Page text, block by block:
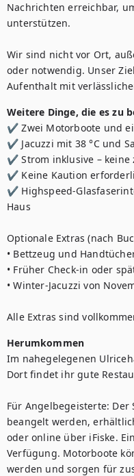
Nachrichten erreichbar,
unterstützen.
Wir sind nicht vor Ort,
oder notwendig. Unser
Aufenthalt mit
Weitere Dinge, die es zu
✔ Zwei Motorboote und
✔ Jacuzzi mit 38 °C und
✔ Strom inklusive – keine
✔ Keine Kaution
✔ Highspeed-
Haus
Optionale Extras (nach
• Bettzeug und
• Früher Check-in oder
• Winter-Jacuzzi von
Alle Extras sind
Herumkommen
Im nahegelegenen
Dort findet ihr gute
Für Angelbegeisterte: Der
beangelt werden,
oder online über iFiske.
Verfügung. Motorboote
werden und sorgen für